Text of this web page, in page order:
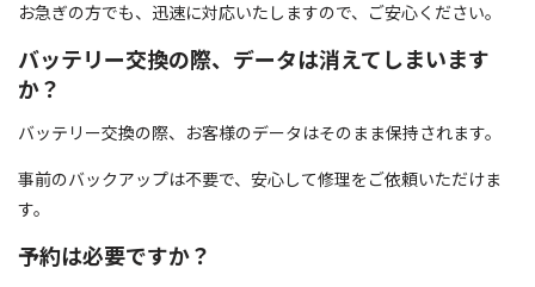
お急ぎの方でも、迅速に対応いたしますので、ご安心ください。
バッテリー交換の際、データは消えてしまいます
か？
バッテリー交換の際、お客様のデータはそのまま保持されます。
事前のバックアップは不要で、安心して修理をご依頼いただけま
す。
予約は必要ですか？